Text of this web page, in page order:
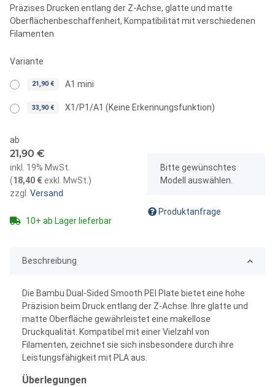
Präzises Drucken entlang der Z-Achse, glatte und matte
Oberflächenbeschaffenheit, Kompatibilität mit verschiedenen
Filamenten
Variante
21,90 € A1 mini
33,90 € X1/P1/A1 (Keine Erkennungsfunktion)
ab
21,90 €
inkl. 19% MwSt.
(18,40 €exkl. MwSt.)
zzgl. Versand
10+ ab Lager lieferbar
xBitte gewünschtes
Modell auswählen.
Produktanfrage
Beschreibung
Die Bambu Dual-Sided Smooth PEI Plate bietet eine hohe
Präzision beim Druck entlang der Z-Achse. Ihre glatte und
matte Oberfläche gewährleistet eine makellose
Druckqualität. Kompatibel mit einer Vielzahl von
Filamenten, zeichnet sie sich insbesondere durch ihre
Leistungsfähigkeit mit PLA aus.
Überlegungen